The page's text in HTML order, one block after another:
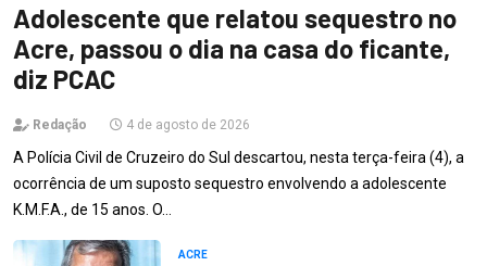
Adolescente que relatou sequestro no
Acre, passou o dia na casa do ficante,
diz PCAC
Redação 4 de agosto de 2026
A Polícia Civil de Cruzeiro do Sul descartou, nesta terça-feira (4), a
ocorrência de um suposto sequestro envolvendo a adolescente
K.M.F.A., de 15 anos. O…
ACRE